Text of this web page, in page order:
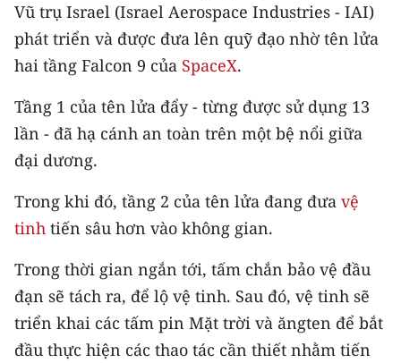
54 DÂN TỘC VIỆT NAM
CHƯƠNG TRÌNH OCOP - MỖI XÃ
RADIO
E-Magazine
Video
Media Chính trị
Media Kinh tế
Vũ trụ Israel (Israel Aerospace Industries - IAI)
phát triển và được đưa lên quỹ đạo nhờ tên lửa
hai tầng Falcon 9 của SpaceX.
Tầng 1 của tên lửa đẩy - từng được sử dụng 13
lần - đã hạ cánh an toàn trên một bệ nổi giữa
đại dương.
Trong khi đó, tầng 2 của tên lửa đang đưa vệ
tinh tiến sâu hơn vào không gian.
Trong thời gian ngắn tới, tấm chắn bảo vệ đầu
đạn sẽ tách ra, để lộ vệ tinh. Sau đó, vệ tinh sẽ
triển khai các tấm pin Mặt trời và ăngten để bắt
đầu thực hiện các thao tác cần thiết nhằm tiến